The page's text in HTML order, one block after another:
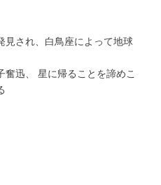
見され、白鳥座によって地球
迅、 星に帰ることを諦めこ